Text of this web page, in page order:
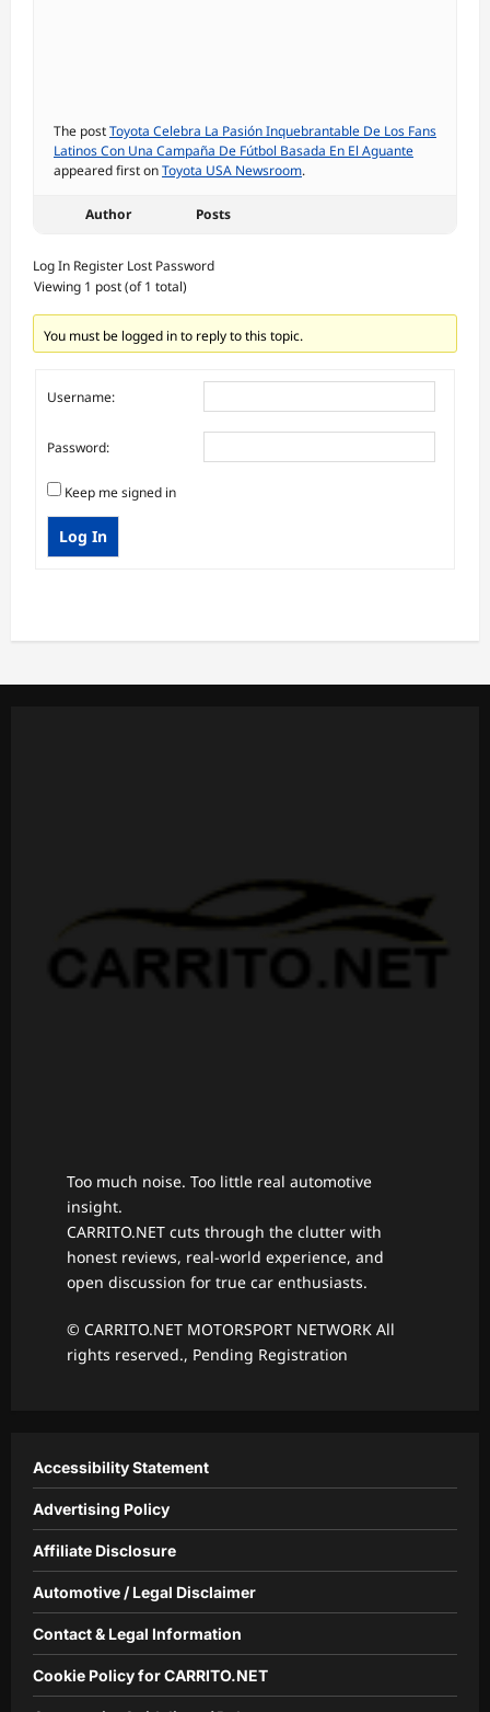
The postToyota Celebra La Pasión Inquebrantable De Los Fans
Latinos Con Una Campaña De Fútbol Basada En El Aguante
appeared first onToyota USA Newsroom.
Author Posts
Log In Register Lost Password
Viewing 1 post (of 1 total)
You must be logged in to reply to this topic.
Username:
Password:
Keep me signed in
Log In
Too much noise. Too little real automotive
insight.
CARRITO.NET cuts through the clutter with
honest reviews, real-world experience, and
open discussion for true car enthusiasts.
© CARRITO.NET MOTORSPORT NETWORK All
rights reserved., Pending Registration
Accessibility Statement
Advertising Policy
Affiliate Disclosure
Automotive / Legal Disclaimer
Contact & Legal Information
Cookie Policy for CARRITO.NET